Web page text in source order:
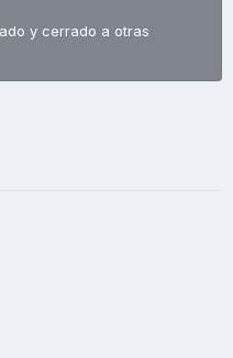
y cerrado a otras